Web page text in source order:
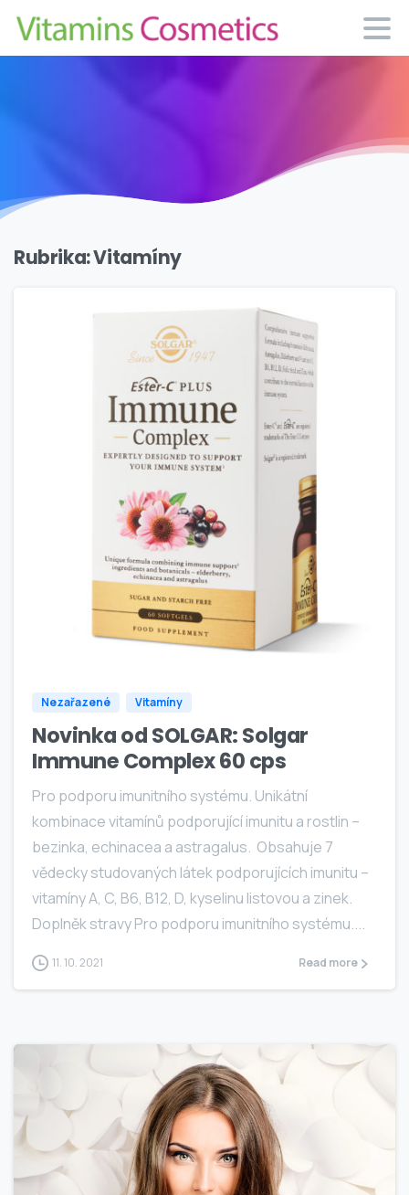
Rubrika:Vitamíny
Nezařazené Vitamíny
Novinka od SOLGAR: Solgar
Immune Complex 60 cps
Pro podporu imunitního systému. Unikátní
kombinace vitamínů podporující imunitu a rostlin –
bezinka, echinacea a astragalus. Obsahuje 7
vědecky studovaných látek podporujících imunitu –
vitamíny A, C, B6, B12, D, kyselinu listovou a zinek.
Doplněk stravy Pro podporu imunitního systému....
11. 10. 2021 Read more